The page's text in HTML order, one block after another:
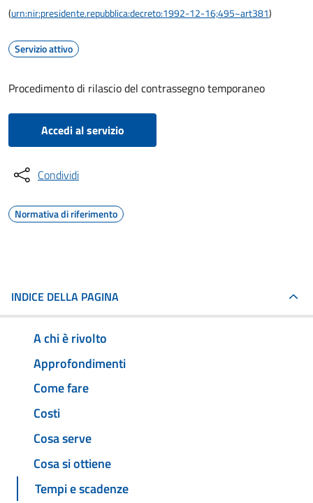
(urn:nir:presidente.repubblica:decreto:1992-12-16;495~art381)
Servizio attivo
Procedimento di rilascio del contrassegno temporaneo
Accedi al servizio
Condividi
Normativa di riferimento
INDICE DELLA PAGINA
A chi è rivolto
Approfondimenti
Come fare
Costi
Cosa serve
Cosa si ottiene
Tempi e scadenze